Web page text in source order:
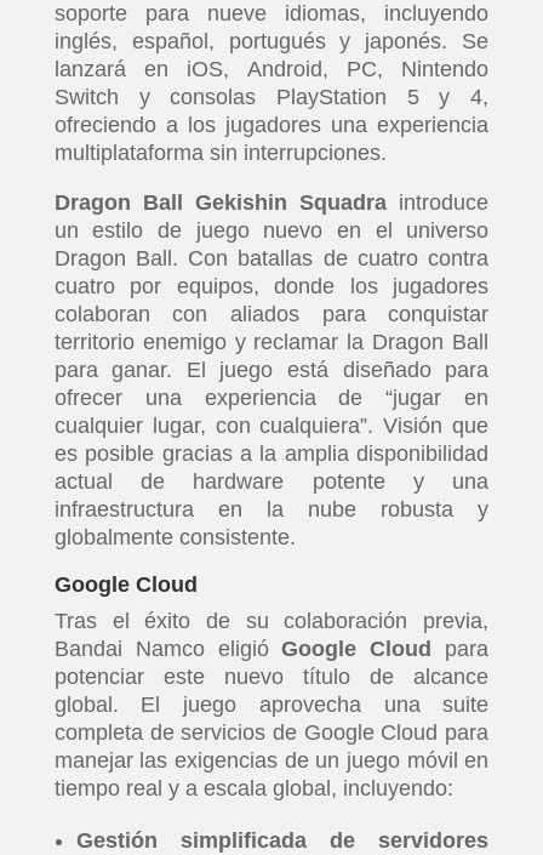
soporte para nueve idiomas, incluyendo
inglés, español, portugués y japonés. Se
lanzará en iOS, Android, PC, Nintendo
Switch y consolas PlayStation 5 y 4,
ofreciendo a los jugadores una experiencia
multiplataforma sin interrupciones.
Dragon Ball Gekishin Squadra introduce
un estilo de juego nuevo en el universo
Dragon Ball. Con batallas de cuatro contra
cuatro por equipos, donde los jugadores
colaboran con aliados para conquistar
territorio enemigo y reclamar la Dragon Ball
para ganar. El juego está diseñado para
ofrecer una experiencia de “jugar en
cualquier lugar, con cualquiera”. Visión que
es posible gracias a la amplia disponibilidad
actual de hardware potente y una
infraestructura en la nube robusta y
globalmente consistente.
Google Cloud
Tras el éxito de su colaboración previa,
Bandai Namco eligióGoogle Cloud
para
potenciar este nuevo título de alcance
global. El juego aprovecha una suite
completa de servicios de Google Cloud para
manejar las exigencias de un juego móvil en
tiempo real y a escala global, incluyendo:
Gestión simplificada de servidores